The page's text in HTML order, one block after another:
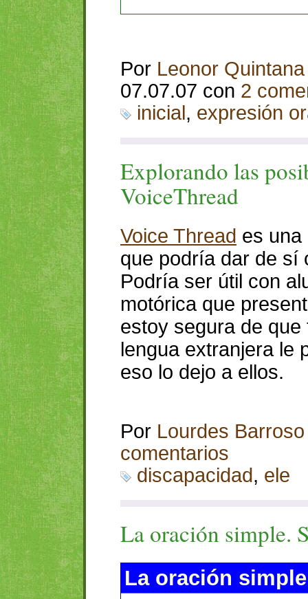
Por Leonor Quintana
07.07.07 con 2
inicial, expresión
Explorando las
VoiceThread
Voice Thread es una
que podría dar de sí
Podría ser útil con
motórica que
estoy segura de
lengua extranjera le
eso lo dejo a ellos.
Por Lourdes Barroso
comentarios
discapacidad, ele
La oración simple.
La oración